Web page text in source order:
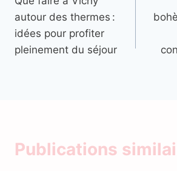
de
l’article
autour des thermes :
idées pour profiter
pleinement du séjour
Publications